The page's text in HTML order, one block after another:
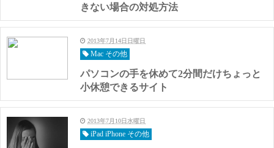
きない場合の対処方法
2013年7月14日日曜日
Mac その他
パソコンの手を休めて2分間だけちょっと
小休憩できるサイト
2013年7月10日水曜日
iPad iPhone その他